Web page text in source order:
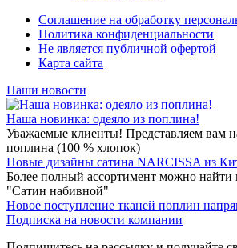
Соглашение на обработку
Политика конфиденциальности
Не является публичной офертой
Карта сайта
Наши новости
Наша новинка: одеяло из поплина!
Уважаемые клиенты! Представляем вам
поплина (100 % хлопок)
Новые дизайны сатина NARCISSA из
Более полный ассортимент можно найти
"Сатин набивной"
Новое поступление тканей поплин
Подписка на новости компании